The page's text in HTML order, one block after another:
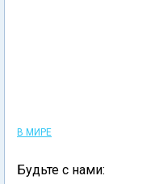
В МИРЕ
Будьте с нами: